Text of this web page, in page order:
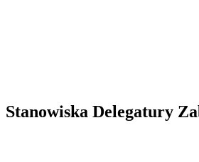
Stanowiska Delegatury